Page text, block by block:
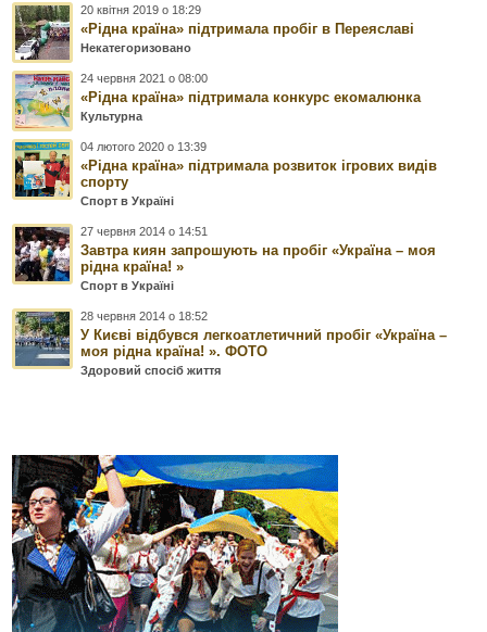
20 квітня 2019 о 18:29
«Рідна країна» підтримала пробіг в Переяславі
Некатегоризовано
24 червня 2021 о 08:00
«Рідна країна» підтримала конкурс екомалюнка
Культурна
04 лютого 2020 о 13:39
«Рідна країна» підтримала розвиток ігрових видів
спорту
Спорт в Україні
27 червня 2014 о 14:51
Завтра киян запрошують на пробіг «Україна – моя
рідна країна! »
Спорт в Україні
28 червня 2014 о 18:52
У Києві відбувся легкоатлетичний пробіг «Україна –
моя рідна країна! ». ФОТО
Здоровий спосіб життя